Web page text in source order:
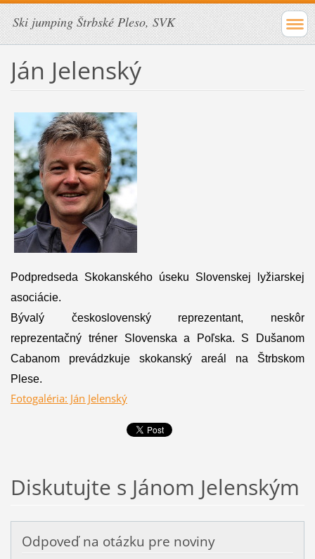
Ski jumping Štrbské Pleso, SVK
Ján Jelenský
Podpredseda Skokanského úseku Slovenskej lyžiarskej
asociácie.
Bývalý československý reprezentant, neskôr
reprezentačný tréner Slovenska a Poľska. S Dušanom
Cabanom prevádzkuje skokanský areál na Štrbskom
Plese.
Fotogaléria: Ján Jelenský
Diskutujte s Jánom Jelenským
Odpoveď na otázku pre noviny